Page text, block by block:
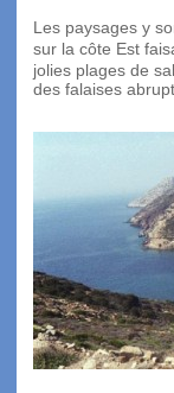
Les paysages y
sur la côte Est
jolies plages de
des falaises